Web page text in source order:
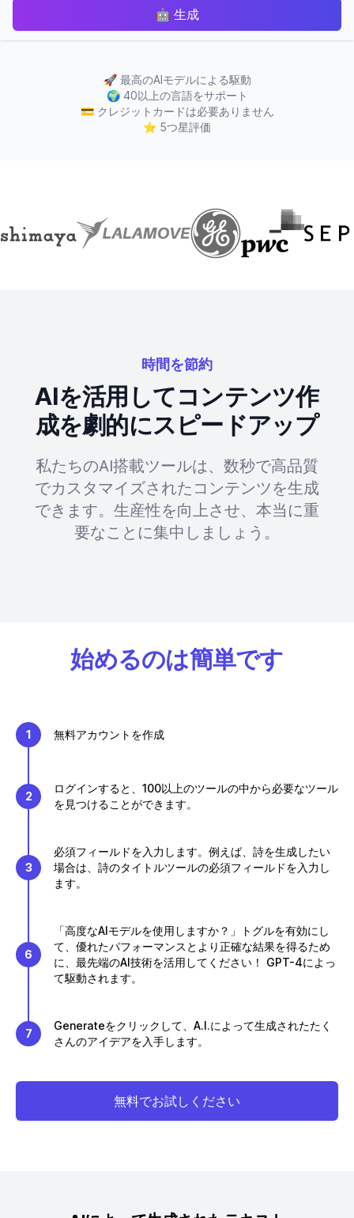
🤖 生成
🚀 最高のAIモデルによる駆動
🌍 40以上の言語をサポート
💳 クレジットカードは必要ありません
⭐ 5つ星評価
時間を節約
AIを活用してコンテンツ作
成を劇的にスピードアップ
私たちのAI搭載ツールは、数秒で高品質
でカスタマイズされたコンテンツを生成
できます。生産性を向上させ、本当に重
要なことに集中しましょう。
始めるのは簡単です
1 無料アカウントを作成
2
ログインすると、100以上のツールの中から必要なツール
を見つけることができます。
3
必須フィールドを入力します。例えば、詩を生成したい
場合は、詩のタイトルツールの必須フィールドを入力し
ます。
6
「高度なAIモデルを使用しますか？」トグルを有効にし
て、優れたパフォーマンスとより正確な結果を得るため
に、最先端のAI技術を活用してください！ GPT-4によっ
て駆動されます。
7
Generateをクリックして、A.I.によって生成されたたく
さんのアイデアを入手します。
無料でお試しください